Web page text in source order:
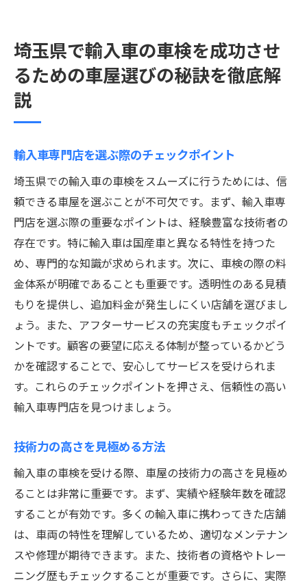
メーカー認定工場のメリット
輸入車の車検で失敗しないための重要なステッ
スムーズな車検を実現するための事前相談
費用を抑えるためのポイント
車検期間中の代車サービスの活用
車検後のフォローアップサービス
車屋選びで迷わない！信頼できる埼玉県の輸入
車専門店の見つけ方
専門店の技術者資格を確認する
輸入車の種類に応じた専門性のある店を選
ぶ
実績豊富な店舗の見極め方
地域での評判を参考にする
サービス内容の充実度を比較する
功事例を紹介
成功事例から学ぶスムーズな車検の秘訣
顧客満足度の高い車検の特徴
事例に学ぶトラブル回避策
プロが語るスムーズな車検体験談
埼玉県で輸入車の車検を成功させ
るための車屋選びの秘訣を徹底解
説
輸入車専門店を選ぶ際のチェックポイント
埼玉県での輸入車の車検をスムーズに行うためには、信
頼できる車屋を選ぶことが不可欠です。まず、輸入車専
門店を選ぶ際の重要なポイントは、経験豊富な技術者の
存在です。特に輸入車は国産車と異なる特性を持つた
め、専門的な知識が求められます。次に、車検の際の料
金体系が明確であることも重要です。透明性のある見積
もりを提供し、追加料金が発生しにくい店舗を選びまし
ょう。また、アフターサービスの充実度もチェックポイ
ントです。顧客の要望に応える体制が整っているかどう
かを確認することで、安心してサービスを受けられま
す。これらのチェックポイントを押さえ、信頼性の高い
輸入車専門店を見つけましょう。
技術力の高さを見極める方法
輸入車の車検を受ける際、車屋の技術力の高さを見極め
ることは非常に重要です。まず、実績や経験年数を確認
することが有効です。多くの輸入車に携わってきた店舗
は、車両の特性を理解しているため、適切なメンテナン
スや修理が期待できます。また、技術者の資格やトレー
ニング歴もチェックすることが重要です。さらに、実際